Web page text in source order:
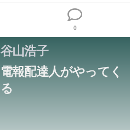
0
谷山浩子
電報配達人がやってく
る